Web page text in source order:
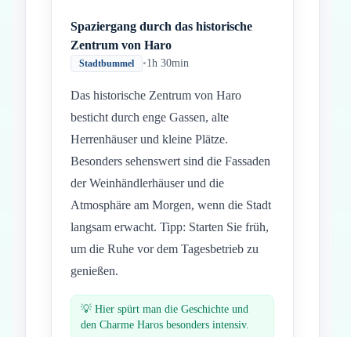
Spaziergang durch das historische
Zentrum von Haro
Stadtbummel •1h 30min
Das historische Zentrum von Haro
besticht durch enge Gassen, alte
Herrenhäuser und kleine Plätze.
Besonders sehenswert sind die Fassaden
der Weinhändlerhäuser und die
Atmosphäre am Morgen, wenn die Stadt
langsam erwacht. Tipp: Starten Sie früh,
um die Ruhe vor dem Tagesbetrieb zu
genießen.
💡 Hier spürt man die Geschichte und
den Charme Haros besonders intensiv.